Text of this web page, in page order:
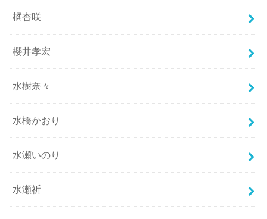
橘杏咲
櫻井孝宏
水樹奈々
水橋かおり
水瀬いのり
水瀬祈